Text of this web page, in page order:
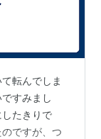
転んでしま
すみまし
たきりで
ですが、つ